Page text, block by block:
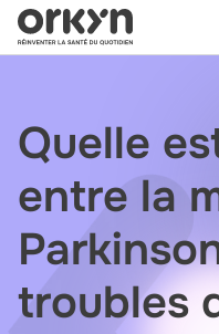
Aller
au
Quelle
entre la
troubles